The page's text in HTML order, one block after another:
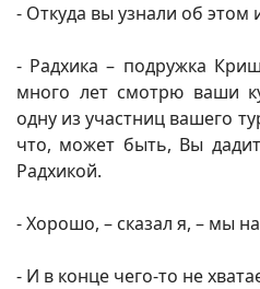
- Откуда вы узнали об этом
- Радхика – подружка
много лет смотрю ваши
одну из участниц вашего
что, может быть, Вы
Радхикой.
- Хорошо, – сказал я, – мы
- И в конце чего-то не